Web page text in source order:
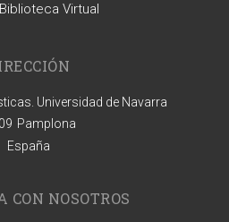
Virtual
Universidad de Navarra
Pamplona
España
CON NOSOTROS